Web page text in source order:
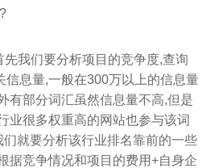
我们要分析项目的竞争度,查询
信息量,一般在300万以上的信息量
有部分词汇虽然信息量不高,但是
业很多权重高的网站也参与该词
就要分析该行业排名靠前的一些
据竞争情况和项目的费用+自身企